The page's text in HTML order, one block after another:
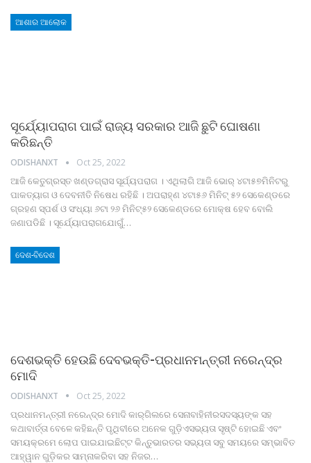
ଆଶାର ଆଲୋକ
ସୂର୍ଯ୍ୟୋପରାଗ ପାଇଁ ରାଜ୍ୟ ସରକାର ଆଜି ଛୁଟି ଘୋଷଣା
କରିଛନ୍ତି
ODISHANXT Oct 25, 2022
ଆଜି କେତୁଗ୍ରସ୍ତ ଖଣ୍ଡଗ୍ରାସ ସୂର୍ଯ୍ୟପରାଗ । ଏଥିଲାଗି ଆଜି ଭୋର୍‍ ୪ଟା୫୭ମିନିଟରୁ
ପାକତ୍ୟାଗ ଓ ଦେବନୀତି ନିଷେଧ ରହିଛି । ଅପରାହ୍ଣ ୪ଟା୫୬ ମିନିଟ୍‍ ୫୨ ସେକେଣ୍ଡରେ
ଗ୍ରହଣ ସ୍ପର୍ଶ ଓ ସଂଧ୍ୟା ୬ଟା ୨୬ ମିନିଟ୍‍୫୨ ସେକେଣ୍ଡରେ ମୋକ୍ଷ ହେବ ବୋଲି
ଜଣାପଡିଛି । ସୂର୍ଯ୍ୟୋପରାଗଯୋଗୁଁ…
ଦେଶ-ବିଦେଶ
ଦେଶଭକ୍ତି ହେଉଛି ଦେବଭକ୍ତି-ପ୍ରଧାନମନ୍ତ୍ରୀ ନରେନ୍ଦ୍ର
ମୋଦି
ODISHANXT Oct 25, 2022
ପ୍ରଧାନମନ୍ତ୍ରୀ ନରେନ୍ଦ୍ର ମୋଦି କାର୍‍ଗିଲରେ ସେନାବାହିନୀରସଦସ୍ୟଙ୍କ ସହ
କଥାବାର୍ତ୍ତା ବେଳେ କହିଛନ୍ତି ପୃଥିବୀରେ ଅନେକ ଗୁଡ଼ିଏସଭ୍ୟତା ସୃଷ୍ଟି ହୋଇଛି ଏବଂ
ସମୟକ୍ରମେ ଲୋପ ପାଇଯାଇଛିଟ୍ଟ କିନ୍ତୁଭାରତର ସଭ୍ୟତା ସବୁ ସମୟରେ ସମ୍ଭାବିତ
ଆହ୍ୱାନ ଗୁଡ଼ିକର ସାମ୍ନାକରିବା ସହ ନିଜର…